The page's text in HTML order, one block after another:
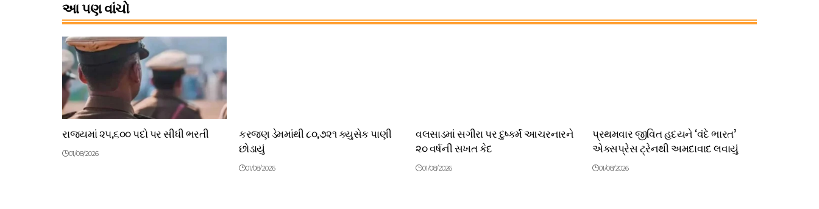
આ પણ વાંચો
રાજ્યમાં ૨૫,૬૦૦ પદો પર સીધી ભરતી
01/08/2026
કરજણ ડેમમાંથી ૮૦,૭૨૧ ક્યુસેક પાણી
છોડાયું
01/08/2026
વલસાડમાં સગીરા પર દુષ્કર્મ આચરનારને
૨૦ વર્ષની સખત કેદ
01/08/2026
પ્રથમવાર જીવિત હદયને ‘વંદે ભારત’
એક્સપ્રેસ ટ્રેનથી અમદાવાદ લવાયું
01/08/2026